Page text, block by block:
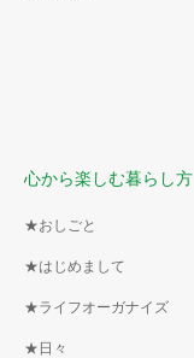
心から楽しむ暮らし方
★おしごと
★はじめまして
★ライフオーガナイズ
★日々